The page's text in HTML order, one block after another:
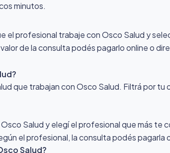
minutos.
el profesional trabaje con Osco Salud y
de la consulta podés pagarlo online o
que trabajan con Osco Salud. Filtrá por
Salud y elegí el profesional que más te
el profesional, la consulta podés
Salud?